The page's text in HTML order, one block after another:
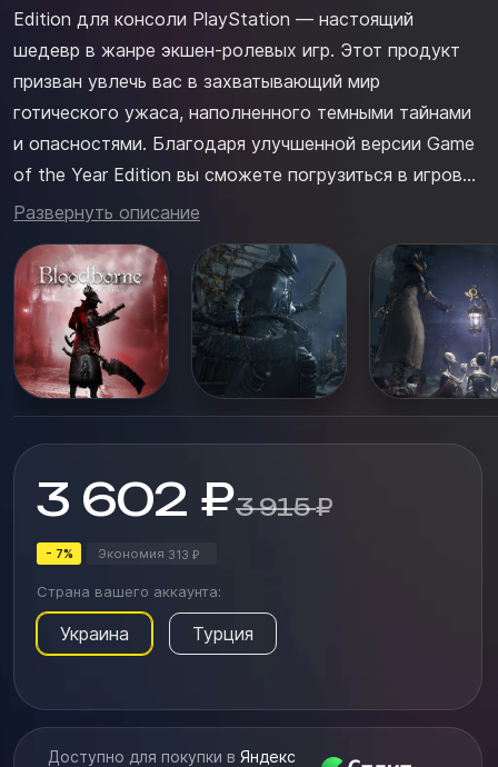
Edition для консоли PlayStation — настоящий
шедевр в жанре экшен-ролевых игр. Этот продукт
призван увлечь вас в захватывающий мир
готического ужаса, наполненного темными тайнами
и опасностями. Благодаря улучшенной версии Game
of the Year Edition вы сможете погрузиться в игровой
процесс с еще более высоким качеством графики и
дополнительный контент, расширяющий
возможности игры и добавляющий н...
Развернуть описание
3 602 ₽3 915 ₽
- 7% Экономия 313 ₽
Страна вашего аккаунта:
Украина Турция
Доступно для покупки в Яндекс